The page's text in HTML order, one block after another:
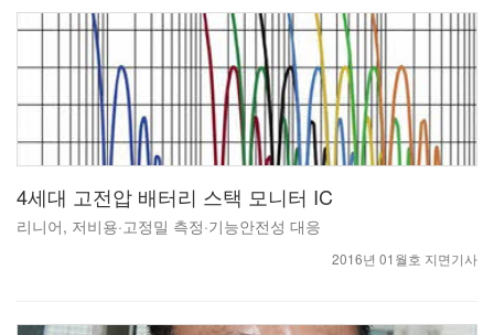
4세대 고전압 배터리 스택 모니터 IC
리니어, 저비용·고정밀 측정·기능안전성 대응
2016년 01월호 지면기사